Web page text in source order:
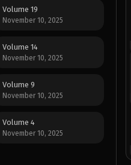
Volume 19
November 10, 2025
Volume 14
November 10, 2025
Volume 9
November 10, 2025
Volume 4
November 10, 2025